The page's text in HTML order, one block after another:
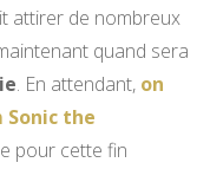
attirer de nombreux
quand sera
. En attendant, on
the
pour cette fin